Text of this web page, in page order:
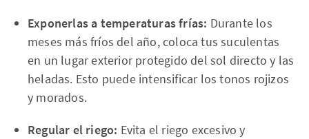
Exponerlas a temperaturas frías: Durante los
meses más fríos del año, coloca tus suculentas
en un lugar exterior protegido del sol directo y las
heladas. Esto puede intensificar los tonos rojizos
y morados.
Regular el riego: Evita el riego excesivo y